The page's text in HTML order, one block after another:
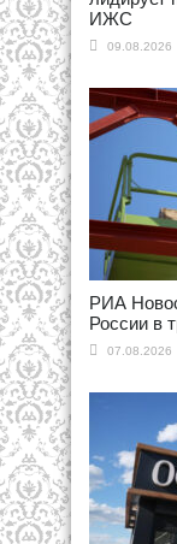
ИЖС
09.08.2026
РИА
России в
07.08.2026